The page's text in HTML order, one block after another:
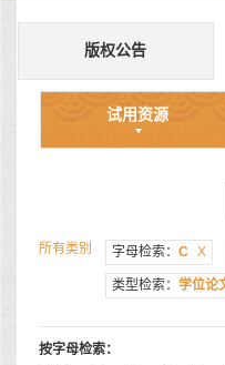
版权公告
试用资源
所有类别 字母检索： C X
类型检索： 学位论
按字母检索：